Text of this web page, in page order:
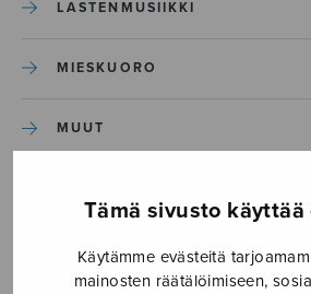
Tämä sivusto käyttää
Käytämme evästeitä
mainosten räätälöimiseen,
LASTENMUSIIKKI
MIESKUORO
MUUT
SEKAKUORO